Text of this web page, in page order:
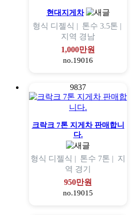
현대지게차
형식 디젤식 | 톤수 3.5톤 |
지역 경남
1,000만원
no.19016
9837
크락크 7톤 지게차 판매합니
다.
형식 디젤식 | 톤수 7톤 | 지
역 경기
950만원
no.19015